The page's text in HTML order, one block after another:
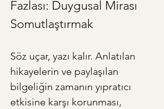
Fazlası: Duygusal Mirası
Somutlaştırmak
Söz uçar, yazı kalır. Anlatılan
hikayelerin ve paylaşılan
bilgeliğin zamanın yıpratıcı
etkisine karşı korunması,